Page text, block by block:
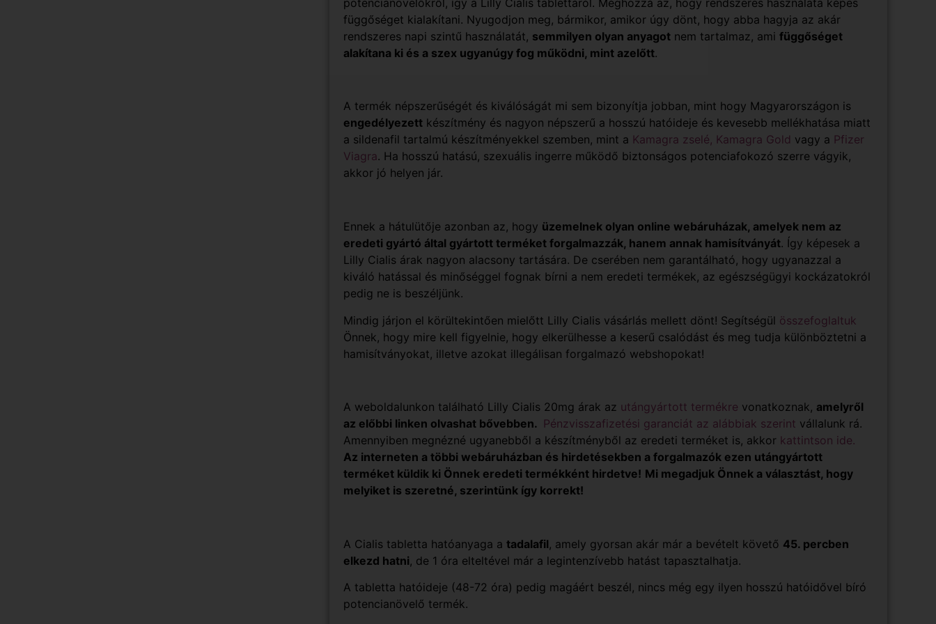
függőséget kialakítani. Nyugodjon meg, bármikor, amikor úgy dönt, hogy abba hagyja az akár
rendszeres napi szintű használatát, semmilyen olyan anyagot nem tartalmaz, amifüggőséget
alakítana ki és a szex ugyanúgy fog működni, mint azelőtt.
A termék népszerűségét és kiválóságát mi sem bizonyítja jobban, mint hogy Magyarországon is
engedélyezett készítmény és nagyon népszerű a hosszú hatóideje és kevesebb mellékhatása miatt
a sildenafil tartalmú készítményekkel szemben, mint a Kamagra zselé, Kamagra Gold vagy a Pfizer
Viagra. Ha hosszú hatású, szexuális ingerre működő biztonságos potenciafokozó szerre vágyik,
akkor jó helyen jár.
Ennek a hátulütője azonban az, hogy üzemelnek olyan online webáruházak, amelyek nem az
eredeti gyártó által gyártott terméket forgalmazzák, hanem annak hamisítványát. Így képesek a
Lilly Cialis árak nagyon alacsony tartására. De cserében nem garantálható, hogy ugyanazzal a
kiváló hatással és minőséggel fognak bírni a nem eredeti termékek, az egészségügyi kockázatokról
pedig ne is beszéljünk.
Mindig járjon el körültekintően mielőtt Lilly Cialis vásárlás mellett dönt! Segítségül összefoglaltuk
Önnek, hogy mire kell figyelnie, hogy elkerülhesse a keserű csalódást és meg tudja különböztetni a
hamisítványokat, illetve azokat illegálisan forgalmazó webshopokat!
A weboldalunkon található Lilly Cialis 20mg árak az utángyártott termékre vonatkoznak, amelyről
az előbbi linken olvashat bővebben. Pénzvisszafizetési garanciát az alábbiak szerint vállalunk rá.
Amennyiben megnézné ugyanebből a készítményből az eredeti terméket is, akkor kattintson ide.
Az interneten a többi webáruházban és hirdetésekben a forgalmazók ezen utángyártott
terméket küldik ki Önnek eredeti termékként hirdetve! Mi megadjuk Önnek a választást, hogy
melyiket is szeretné, szerintünk így korrekt!
A Cialis tabletta hatóanyaga atadalafil, amely gyorsan akár már a bevételt követő 45. percben
elkezd hatni, de 1 óra elteltével már a legintenzívebb hatást tapasztalhatja.
A tabletta hatóideje (48-72 óra) pedig magáért beszél, nincs még egy ilyen hosszú hatóidővel bíró
potencianövelő termék.